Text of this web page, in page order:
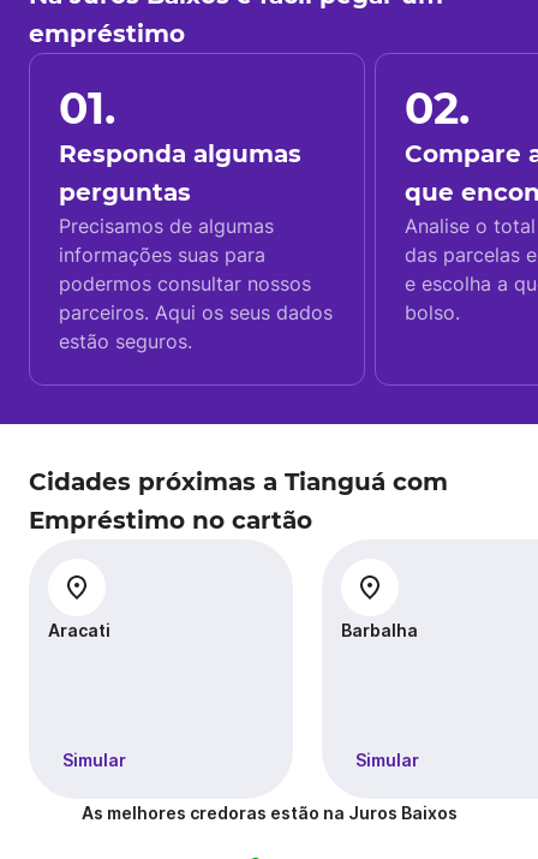
empréstimo
01.
Responda algumas
perguntas
Precisamos de algumas
informações suas para
podermos consultar nossos
parceiros. Aqui os seus dados
estão seguros.
02.
Compare
que
Analise o
das parcelas
e escolha a
bolso.
Cidades próximas a Tianguá com
Empréstimo no cartão
Aracati
Simular
Barbalha
Simular
As melhores credoras estão na Juros Baixos